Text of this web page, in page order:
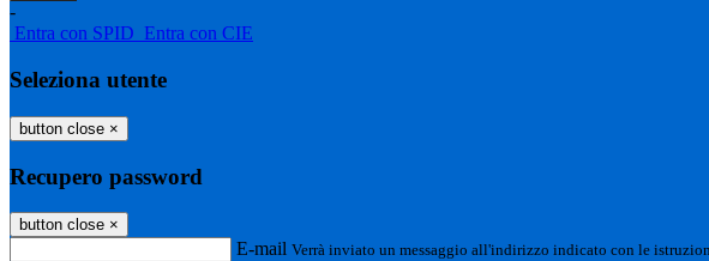
-
Entra con SPID Entra con CIE
Seleziona utente
button close ×
Recupero password
button close ×
E-mail Verrà inviato un messaggio all'indirizzo indicato con le